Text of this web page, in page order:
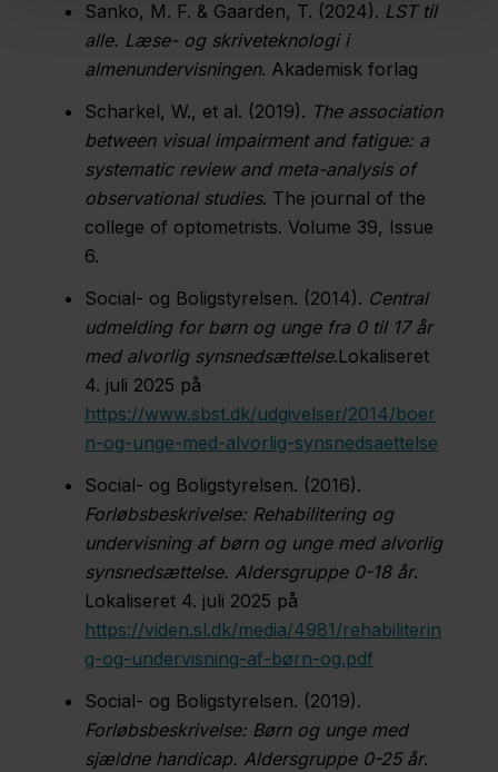
Sanko, M. F. & Gaarden, T. (2024). LST til
alle. Læse- og skriveteknologi i
almenundervisningen. Akademisk forlag
Scharkel, W., et al. (2019). The association
between visual impairment and fatigue: a
systematic review and meta-analysis of
observational studies. The journal of the
college of optometrists. Volume 39, Issue
6.
Social- og Boligstyrelsen. (2014). Central
udmelding for børn og unge fra 0 til 17 år
med alvorlig synsnedsættelse.Lokaliseret
4. juli 2025 på
https://www.sbst.dk/udgivelser/2014/boer
n-og-unge-med-alvorlig-synsnedsaettelse
Social- og Boligstyrelsen. (2016).
Forløbsbeskrivelse: Rehabilitering og
undervisning af børn og unge med alvorlig
synsnedsættelse. Aldersgruppe 0-18 år.
Lokaliseret 4. juli 2025 på
https://viden.sl.dk/media/4981/rehabiliterin
g-og-undervisning-af-børn-og.pdf
Social- og Boligstyrelsen. (2019).
Forløbsbeskrivelse: Børn og unge med
sjældne handicap. Aldersgruppe 0-25 år.